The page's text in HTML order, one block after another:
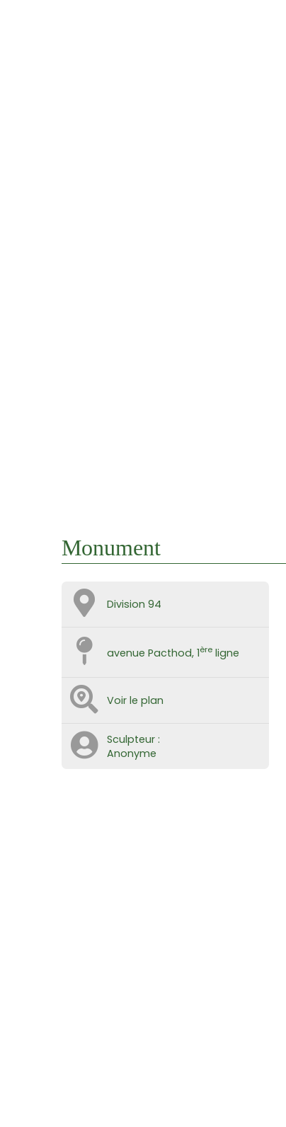
Monument
Division 94
avenue Pacthod, 1ère ligne
Voir le plan
Sculpteur :
Anonyme